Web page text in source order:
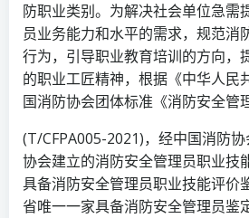
防职业类别。为解决社会单位急需
员业务能力和水平的需求，规范消
行为，引导职业教育培训的方向，
的职业工匠精神，根据《中华人民
国消防协会团体标准《消防安全管
(T/CFPA005-2021)，经中国消防
协会建立的消防安全管理员职业技
具备消防安全管理员职业技能评价
省唯一一家具备消防安全管理员鉴